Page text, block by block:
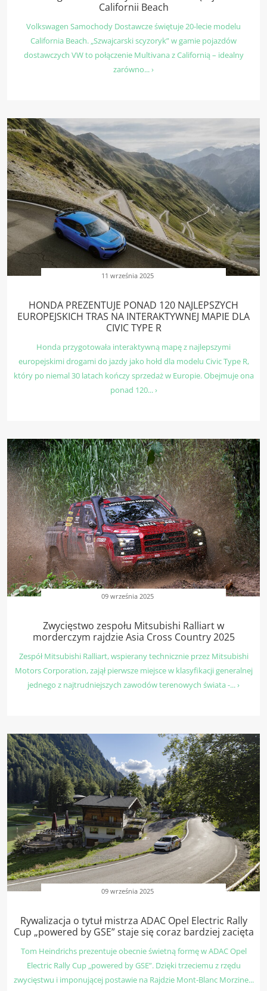
Californii Beach
Volkswagen Samochody Dostawcze świętuje 20-lecie modelu
California Beach. „Szwajcarski scyzoryk” w gamie pojazdów
dostawczych VW to połączenie Multivana z Californią – idealny
zarówno... ›
11 września 2025
HONDA PREZENTUJE PONAD 120 NAJLEPSZYCH
EUROPEJSKICH TRAS NA INTERAKTYWNEJ MAPIE DLA
CIVIC TYPE R
Honda przygotowała interaktywną mapę z najlepszymi
europejskimi drogami do jazdy jako hołd dla modelu Civic Type R,
który po niemal 30 latach kończy sprzedaż w Europie. Obejmuje ona
ponad 120... ›
09 września 2025
Zwycięstwo zespołu Mitsubishi Ralliart w
morderczym rajdzie Asia Cross Country 2025
Zespół Mitsubishi Ralliart, wspierany technicznie przez Mitsubishi
Motors Corporation, zajął pierwsze miejsce w klasyfikacji generalnej
jednego z najtrudniejszych zawodów terenowych świata -... ›
09 września 2025
Rywalizacja o tytuł mistrza ADAC Opel Electric Rally
Cup „powered by GSE” staje się coraz bardziej zacięta
Tom Heindrichs prezentuje obecnie świetną formę w ADAC Opel
Electric Rally Cup „powered by GSE”. Dzięki trzeciemu z rzędu
zwycięstwu i imponującej postawie na Rajdzie Mont-Blanc Morzine...